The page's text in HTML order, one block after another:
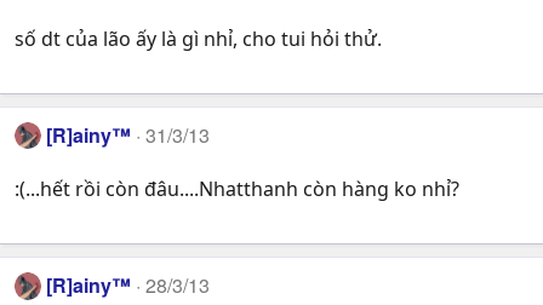
số dt của lão ấy là gì nhỉ, cho tui hỏi thử.
[R]ainy™ 31/3/13
:(...hết rồi còn đâu....Nhatthanh còn hàng ko nhỉ?
[R]ainy™ 28/3/13